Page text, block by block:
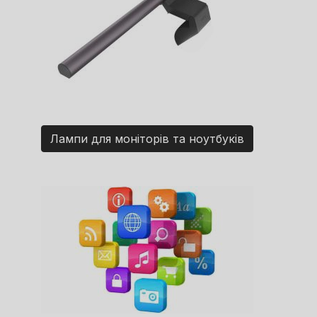
Лампи для моніторів та ноутбуків